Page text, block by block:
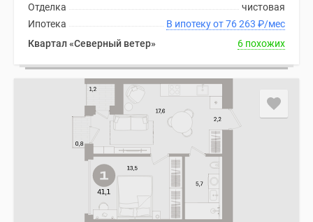
чистовая
Отделка
В ипотеку от 76 263 ₽/мес
Ипотека
Квартал «Северный ветер»
6 похожих